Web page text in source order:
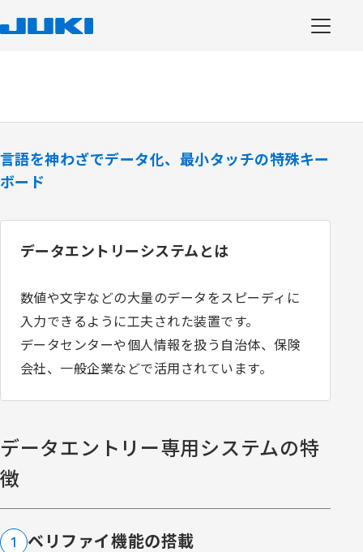
言語を神わざでデータ化、最小タッチの特殊キー
ボード
データエントリーシステムとは
数値や文字などの大量のデータをスピーディに
入力できるように工夫された装置です。
データセンターや個人情報を扱う自治体、保険
会社、一般企業などで活用されています。
データエントリー専用システムの特
徴
1 ベリファイ機能の搭載